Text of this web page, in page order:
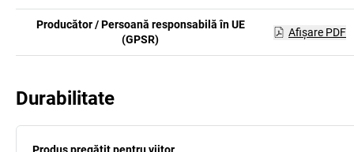
Producător / Persoană responsabilă în UE
(GPSR)
Afişare PDF
Durabilitate